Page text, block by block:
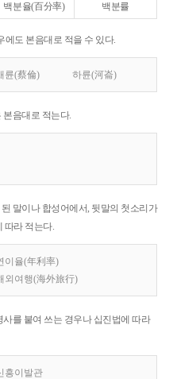
백분율(百分率) 백분률
에도 본음대로 적을 수 있다.
륜(蔡倫) 하륜(河崙)
본음대로 적는다.
말이나 합성어에서, 뒷말의 첫소리가
따라 적는다.
이율(年利率)
외여행(海外旅行)
를 붙여 쓰는 경우나 십진법에 따라
흥이발관